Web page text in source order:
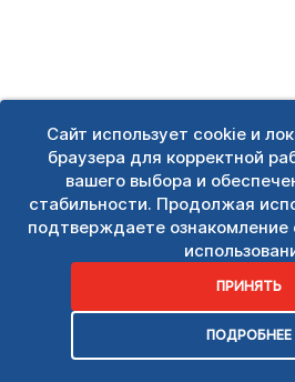
Сайт использует cookie и
браузера для корректной
вашего выбора и
стабильности. Продолжая
подтверждаете ознакомление
ПРИНЯТЬ
ПОДРОБНЕЕ